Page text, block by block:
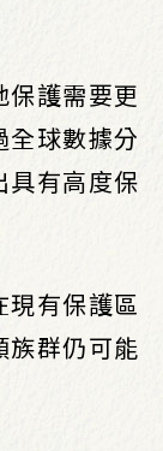
護需要更
球數據分
具有高度保
有保護區
族群仍可能